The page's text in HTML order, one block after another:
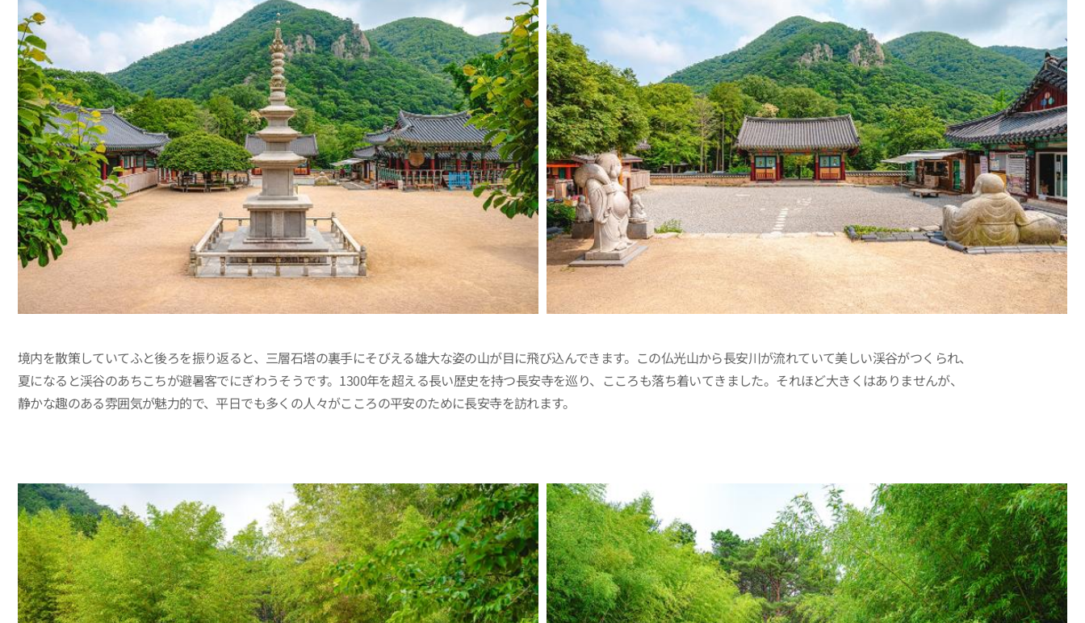
境内を散策していてふと後ろを振り返ると、三層石塔の裏手にそびえる雄大な姿の山が目に飛び込んできます。この仏光山から長安川が流れていて美しい渓谷がつくられ、
夏になると渓谷のあちこちが避暑客でにぎわうそうです。1300年を超える長い歴史を持つ長安寺を巡り、こころも落ち着いてきました。それほど大きくはありませんが、
静かな趣のある雰囲気が魅力的で、平日でも多くの人々がこころの平安のために長安寺を訪れます。